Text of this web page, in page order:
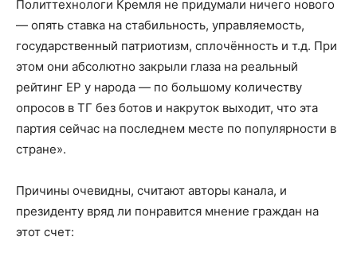
Политтехнологи Кремля не придумали ничего нового
— опять ставка на стабильность, управляемость,
государственный патриотизм, сплочённость и т.д. При
этом они абсолютно закрыли глаза на реальный
рейтинг ЕР у народа — по большому количеству
опросов в ТГ без ботов и накруток выходит, что эта
партия сейчас на последнем месте по популярности в
стране».
Причины очевидны, считают авторы канала, и
президенту вряд ли понравится мнение граждан на
этот счет: